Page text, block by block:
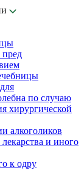
по случаю
хирургической
алкоголиков
и иного
к одру